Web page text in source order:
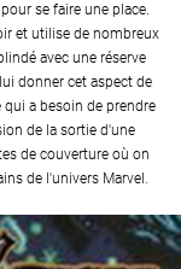
se faire une place.
et utilise de nombreux
avec une réserve
donner cet aspect de
a besoin de prendre
de la sortie d'une
de couverture où on
de l'univers Marvel.